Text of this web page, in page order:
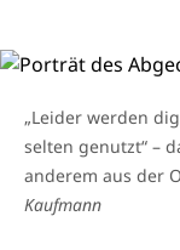
„Leider werden
selten genutzt“ –
anderem aus der
Kaufmann